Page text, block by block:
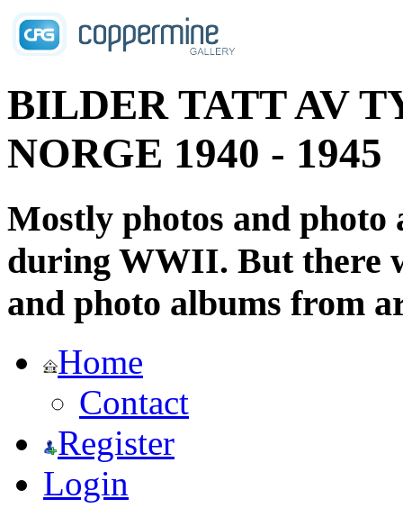
BILDER TATT AV
NORGE 1940 - 1945
Mostly photos and
during WWII. But there
and photo albums from
Home
Contact
Register
Login